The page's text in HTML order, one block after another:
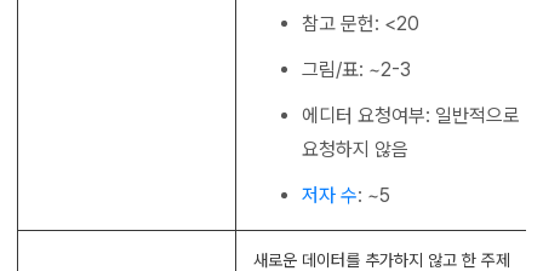
참고 문헌: <20
그림/표: ~2-3
에디터 요청여부: 일반적으로
요청하지 않음
저자 수: ~5
새로운 데이터를 추가하지 않고 한 주제